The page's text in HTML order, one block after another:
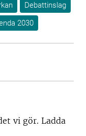
Debattinslag
2030
vi gör. Ladda